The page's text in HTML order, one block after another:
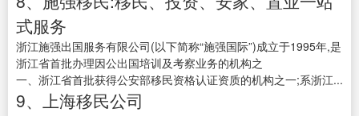
式服务
浙江施强出国服务有限公司(以下简称“施强国际”)成立于1995年,是
浙江省首批办理因公出国培训及考察业务的机构之
一、浙江省首批获得公安部移民资格认证资质的机构之一;系浙江...
9、上海移民公司